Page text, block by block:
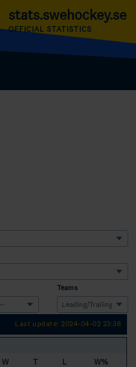
stats.swehockey.se
OFFICIAL STATISTICS
Teams
Last update: 2024-04-02 23:38
W T L
W%